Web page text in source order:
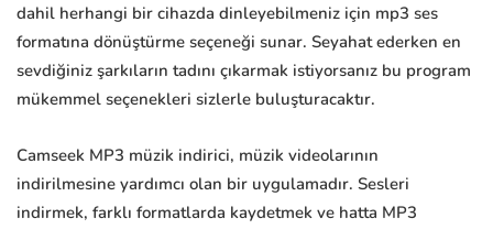
dahil herhangi bir cihazda dinleyebilmeniz için mp3 ses
formatına dönüştürme seçeneği sunar. Seyahat ederken en
sevdiğiniz şarkıların tadını çıkarmak istiyorsanız bu program
mükemmel seçenekleri sizlerle buluşturacaktır.
Camseek MP3 müzik indirici, müzik videolarının
indirilmesine yardımcı olan bir uygulamadır. Sesleri
indirmek, farklı formatlarda kaydetmek ve hatta MP3